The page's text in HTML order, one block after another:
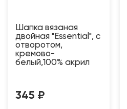
Шапка вязаная
двойная "Essential", с
отворотом,
кремово-
белый,100% акрил
345 ₽